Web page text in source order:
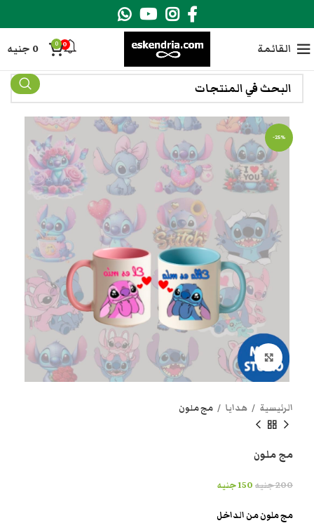
القائمة 0
0
0 جنيه
-25%
انقر هنا لتكبير الصورة
الرئيسية هدايا مج ملون
مج ملون
200جنيه 150جنيه
مج ملون من الداخل